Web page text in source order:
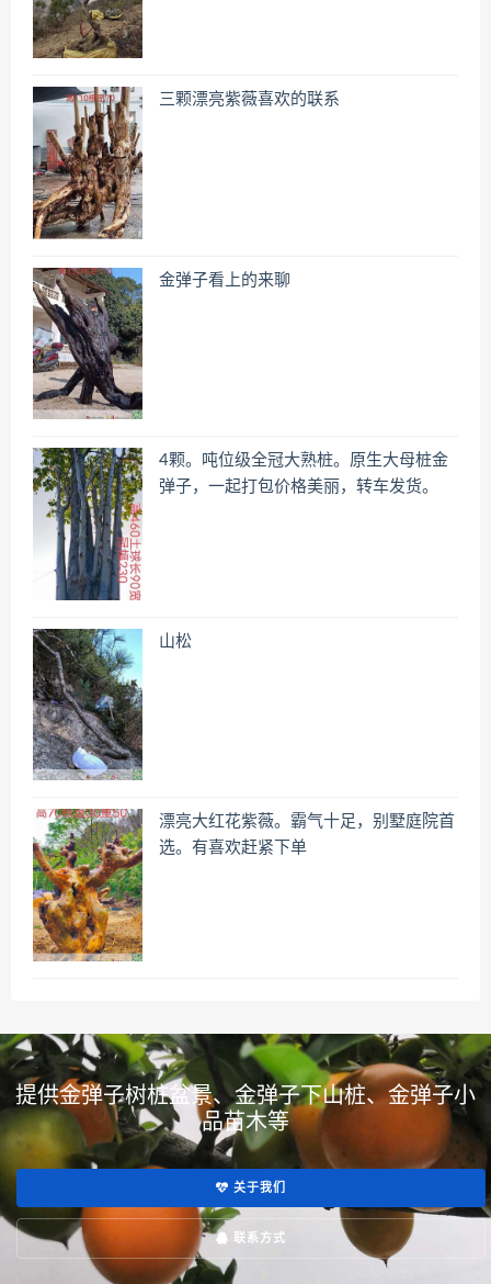
三颗漂亮紫薇喜欢的联系
金弹子看上的来聊
4颗。吨位级全冠大熟桩。原生大母桩金
弹子，一起打包价格美丽，转车发货。
山松
漂亮大红花紫薇。霸气十足，别墅庭院首
选。有喜欢赶紧下单
提供金弹子树桩盆景、金弹子下山桩、金弹子小
品苗木等
关于我们
联系方式